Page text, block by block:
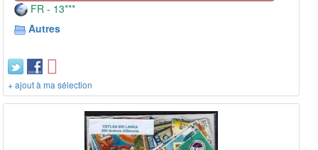
FR - 13***
Autres
+ ajout à ma sélection